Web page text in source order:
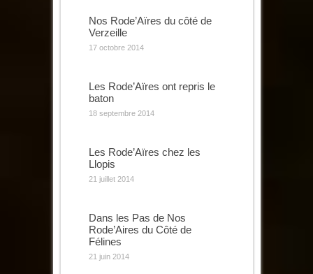
Nos Rode’Aïres du côté de
Verzeille
17 octobre 2014
Les Rode’Aïres ont repris le
baton
18 septembre 2014
Les Rode’Aïres chez les
Llopis
21 juillet 2014
Dans les Pas de Nos
Rode’Aires du Côté de
Félines
21 juin 2014